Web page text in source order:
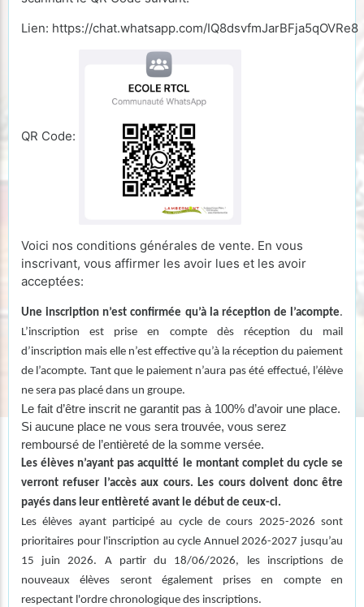
Lien: https://chat.whatsapp.com/IQ8dsvfmJarBFja5qOVRe8
QR Code:
Voici nos conditions générales de vente. En vous
inscrivant, vous affirmer les avoir lues et les avoir
acceptées:
Une inscription n’est confirmée qu’à la réception de l’acompte.
L’inscription est prise en compte dès réception du mail
d’inscription mais elle n’est effective qu’à la réception du paiement
de l’acompte. Tant que le paiement n’aura pas été effectué, l’élève
ne sera pas placé dans un groupe.
Le fait d’être inscrit ne garantit pas à 100% d’avoir une place.
Si aucune place ne vous sera trouvée, vous serez
remboursé de l’entièreté de la somme versée.
Les élèves n’ayant pas acquitté le montant complet du cycle se
verront refuser l’accès aux cours. Les cours doivent donc être
payés dans leur entièreté avant le début de ceux-ci.
Les élèves ayant participé au cycle de cours 2025-2026 sont
prioritaires pour l'inscription au cycle Annuel 2026-2027 jusqu’au
15 juin 2026. A partir du 18/06/2026, les inscriptions de
nouveaux élèves seront également prises en compte en
respectant l'ordre chronologique des inscriptions.